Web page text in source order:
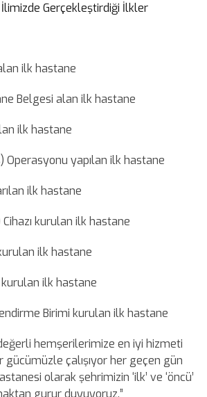
İlimizde Gerçekleştirdiği İlkler
ilk hastane
Belgesi alan ilk hastane
ilk hastane
Operasyonu yapılan ilk hastane
ilk hastane
Cihazı kurulan ilk hastane
ilk hastane
ilk hastane
Birimi kurulan ilk hastane
hemşerilerimize en iyi hizmeti
çalışıyor her geçen gün
olarak şehrimizin ‘ilk’ ve ‘öncü’